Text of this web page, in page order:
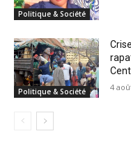
Politique & Société
Politique & Société 4